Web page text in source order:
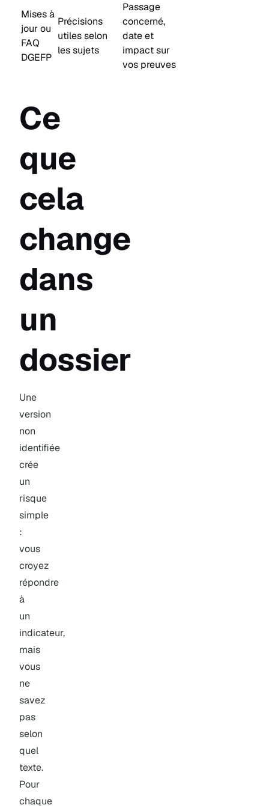
Mises à
jour ou
FAQ
DGEFP
Précisions
utiles selon
les sujets
Passage
concerné,
date et
impact sur
vos preuves
Ce
que
cela
change
dans
un
dossier
Une
version
non
identifiée
crée
un
risque
simple
:
vous
croyez
répondre
à
un
indicateur,
mais
vous
ne
savez
pas
selon
quel
texte.
Pour
chaque